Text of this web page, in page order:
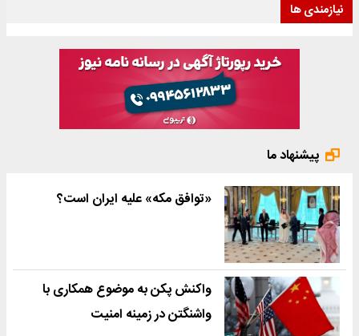
نیازمندی ها
پیشنهاد ما
«توافق مکه» علیه ایران است؟
واکنش پکن به موضوع همکاری با
واشنگتن در زمینه امنیت